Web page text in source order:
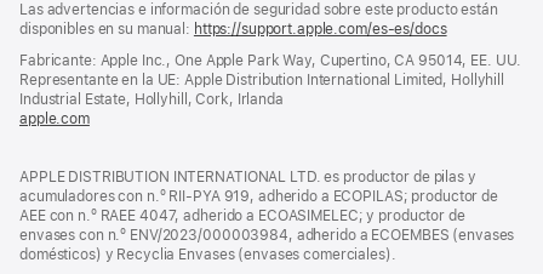
Las advertencias e información de seguridad sobre este producto están
disponibles en su manual: https://support.apple.com/es-es/docs(se
en
una
Fabricante: Apple Inc., One Apple Park Way, Cupertino, CA 95014, EE. UU.
Representante en la UE: Apple Distribution International Limited, Hollyhill
Industrial Estate, Hollyhill, Cork, Irlanda
apple.com(se
una
ventana
nueva)
APPLE DISTRIBUTION INTERNATIONAL LTD. es productor de pilas y
acumuladores con n.º RII-PYA 919, adherido a ECOPILAS; productor de
AEE con n.º RAEE 4047, adherido a ECOASIMELEC; y productor de
envases con n.º ENV/2023/000003984, adherido a ECOEMBES (envases
domésticos) y Recyclia Envases (envases comerciales).